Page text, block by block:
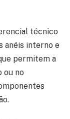
técnico
anéis interno e
permitem a
ou no